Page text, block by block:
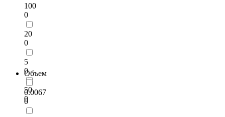
100
0
20
0
5
0
50
0
Объем
0.0067
0